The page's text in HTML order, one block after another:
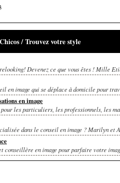
/ Trouvez votre style
Devenez ce que vous êtes ! Mille
en image qui se déplace à domicile pour
en image
les particuliers, les professionnels, les
dans le conseil en image ? Marilyn et
conseillère en image pour parfaire votre